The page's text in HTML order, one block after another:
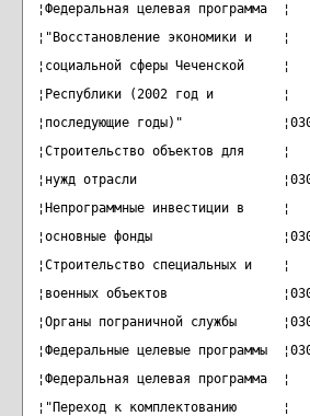
¦Федеральная целевая
¦"Восстановление
¦социальной сферы
¦Республики (2002 год и
¦последующие годы)"
¦Строительство объектов
¦нужд отрасли
¦Непрограммные инвестиции
¦основные фонды
¦Строительство
¦военных объектов
¦Органы пограничной службы
¦Федеральные целевые программы
¦Федеральная целевая
¦"Переход к